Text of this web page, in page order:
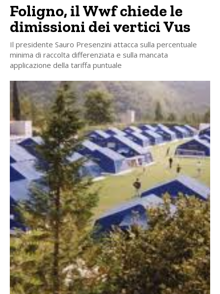
Foligno, il Wwf chiede le
dimissioni dei vertici Vus
Il presidente Sauro Presenzini attacca sulla percentuale
minima di raccolta differenziata e sulla mancata
applicazione della tariffa puntuale